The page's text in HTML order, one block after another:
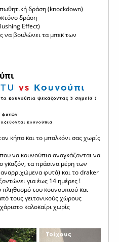
δράση (knockdown)
δράση
Effect)
να βουλώνει τα μπεκ των
κήπο και το μπαλκόνι σας χωρίς
να κουνούπια αναγκάζονται να
γκαζόν, τα πράσινα μέρη των
φυτά) και το draker
για έως 14 ημέρες !
πληθυσμό του κουνουπιού και
τους γειτονικούς χώρους
καλοκαίρι χωρίς